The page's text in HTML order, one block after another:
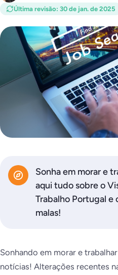
Última revisão: 30 de jan. de 2025
Sonha em morar e
aqui tudo sobre o
Trabalho Portugal e
malas!
Sonhando em morar e
notícias! Alterações recentes